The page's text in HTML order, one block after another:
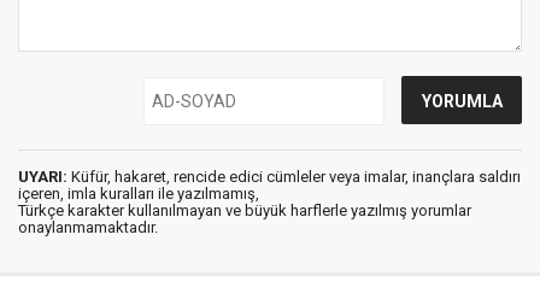
UYARI: Küfür, hakaret, rencide edici cümleler veya imalar, inançlara saldırı
içeren, imla kuralları ile yazılmamış,
Türkçe karakter kullanılmayan ve büyük harflerle yazılmış yorumlar
onaylanmamaktadır.